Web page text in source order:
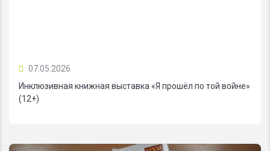
07.05.2026
Инклюзивная книжная выставка «Я прошёл по той войне»
(12+)